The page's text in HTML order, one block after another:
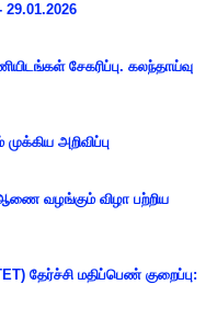
சேகரிப்பு. கலந்தாய்வு
அறிவிப்பு
ஆணை வழங்கும் விழா பற்றிய
தேர்ச்சி மதிப்பெண் குறைப்பு: